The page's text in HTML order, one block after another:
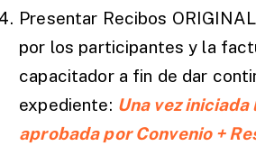
Presentar Recibos
por los participantes y la
capacitador a fin de dar
expediente: Una vez
aprobada por Convenio +